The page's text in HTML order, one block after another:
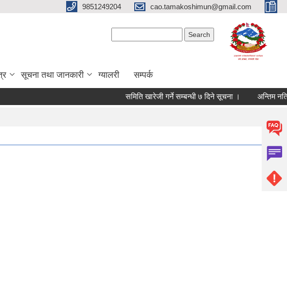
9851249204 cao.tamakoshimun@gmail.com
सूचना तथा जानकारी ग्यालरी सम्पर्क
समिति खारेजी गर्ने सम्बन्धी ७ दिने सूचना । अन्तिम नतिजा